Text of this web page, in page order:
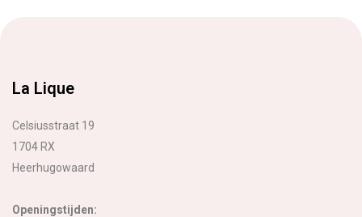
La Lique
Celsiusstraat 19
1704 RX
Heerhugowaard
Openingstijden: